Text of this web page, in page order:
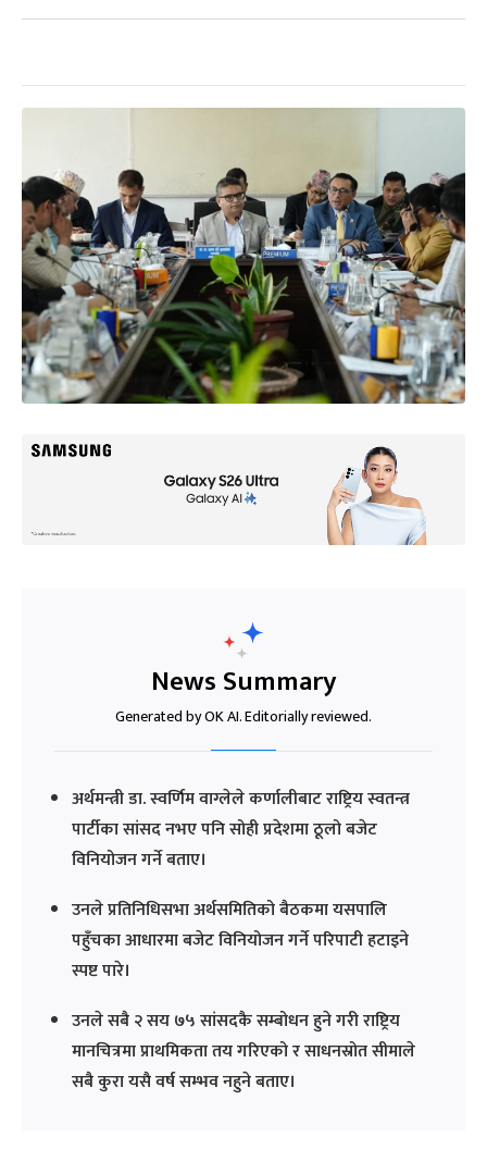
News Summary
Generated by OK AI. Editorially reviewed.
अर्थमन्त्री डा. स्वर्णिम वाग्लेले कर्णालीबाट राष्ट्रिय स्वतन्त्र
पार्टीका सांसद नभए पनि सोही प्रदेशमा ठूलो बजेट
विनियोजन गर्ने बताए।
उनले प्रतिनिधिसभा अर्थसमितिको बैठकमा यसपालि
पहुँचका आधारमा बजेट विनियोजन गर्ने परिपाटी हटाइने
स्पष्ट पारे।
उनले सबै २ सय ७५ सांसदकै सम्बोधन हुने गरी राष्ट्रिय
मानचित्रमा प्राथमिकता तय गरिएको र साधनस्रोत सीमाले
सबै कुरा यसै वर्ष सम्भव नहुने बताए।